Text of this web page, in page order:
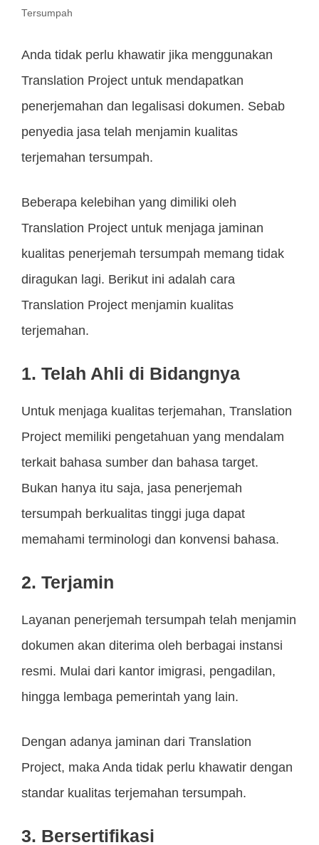
Tersumpah
Anda tidak perlu khawatir jika menggunakan
Translation Project untuk mendapatkan
penerjemahan dan legalisasi dokumen. Sebab
penyedia jasa telah menjamin kualitas
terjemahan tersumpah.
Beberapa kelebihan yang dimiliki oleh
Translation Project untuk menjaga jaminan
kualitas penerjemah tersumpah memang tidak
diragukan lagi. Berikut ini adalah cara
Translation Project menjamin kualitas
terjemahan.
1. Telah Ahli di Bidangnya
Untuk menjaga kualitas terjemahan, Translation
Project memiliki pengetahuan yang mendalam
terkait bahasa sumber dan bahasa target.
Bukan hanya itu saja, jasa penerjemah
tersumpah berkualitas tinggi juga dapat
memahami terminologi dan konvensi bahasa.
2. Terjamin
Layanan penerjemah tersumpah telah menjamin
dokumen akan diterima oleh berbagai instansi
resmi. Mulai dari kantor imigrasi, pengadilan,
hingga lembaga pemerintah yang lain.
Dengan adanya jaminan dari Translation
Project, maka Anda tidak perlu khawatir dengan
standar kualitas terjemahan tersumpah.
3. Bersertifikasi